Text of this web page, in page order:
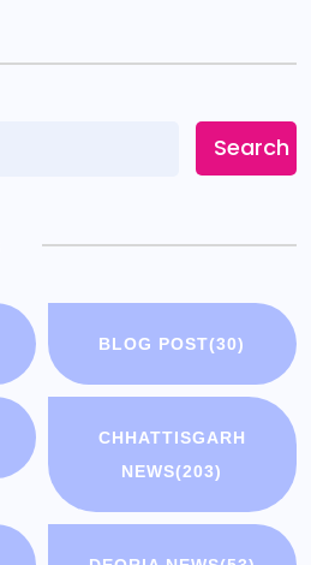
Search
BLOG POST(30)
CHHATTISGARH
NEWS(203)